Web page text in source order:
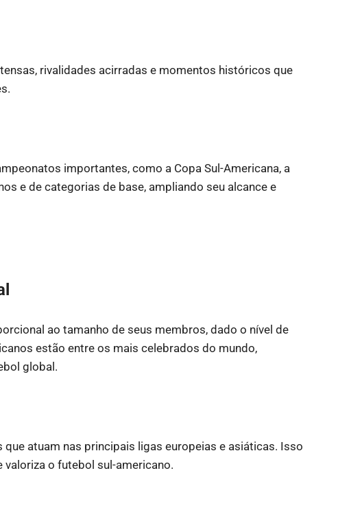
rivalidades acirradas e momentos históricos que
importantes, como a Copa Sul-Americana, a
e de categorias de base, ampliando seu alcance e
ao tamanho de seus membros, dado o nível de
estão entre os mais celebrados do mundo,
global.
atuam nas principais ligas europeias e asiáticas. Isso
o futebol sul-americano.